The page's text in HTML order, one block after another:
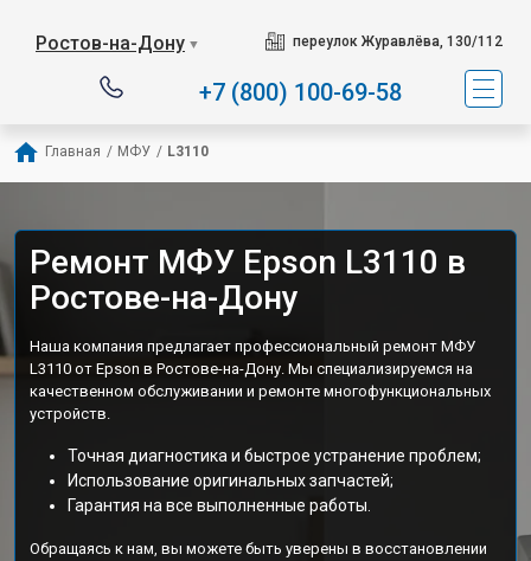
Ростов-на-Дону ▼ переулок Журавлёва, 130/112
+7 (800) 100-69-58
Главная / МФУ / L3110
Ремонт МФУ Epson L3110 в
Ростове-на-Дону
Наша компания предлагает профессиональный ремонт МФУ
L3110 от Epson в Ростове-на-Дону. Мы специализируемся на
качественном обслуживании и ремонте многофункциональных
устройств.
Точная диагностика и быстрое устранение проблем;
Использование оригинальных запчастей;
Гарантия на все выполненные работы.
Обращаясь к нам, вы можете быть уверены в восстановлении